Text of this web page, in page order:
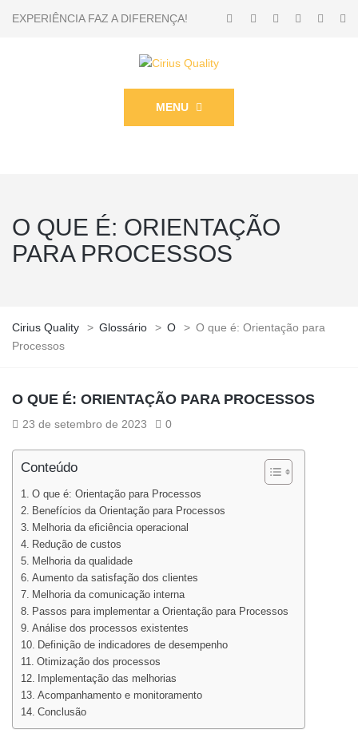
EXPERIÊNCIA FAZ A DIFERENÇA!
MENU
O QUE É: ORIENTAÇÃO
PARA PROCESSOS
Cirius Quality > Glossário > O > O que é: Orientação para
Processos
O QUE É: ORIENTAÇÃO PARA PROCESSOS
23 de setembro de 2023 0
Conteúdo
O que é: Orientação para Processos
Benefícios da Orientação para Processos
Melhoria da eficiência operacional
Redução de custos
Melhoria da qualidade
Aumento da satisfação dos clientes
Melhoria da comunicação interna
Passos para implementar a Orientação para Processos
Análise dos processos existentes
Definição de indicadores de desempenho
Otimização dos processos
Implementação das melhorias
Acompanhamento e monitoramento
Conclusão